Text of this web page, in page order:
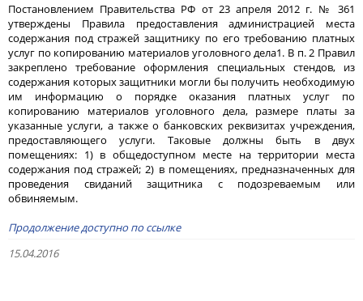
Постановлением Правительства РФ от 23 апреля 2012 г. № 361
утверждены Правила предоставления администрацией места
содержания под стражей защитнику по его требованию платных
услуг по копированию материалов уголовного дела1. В п. 2 Правил
закреплено требование оформления специальных стендов, из
содержания которых защитники могли бы получить необходимую
им информацию о порядке оказания платных услуг по
копированию материалов уголовного дела, размере платы за
указанные услуги, а также о банковских реквизитах учреждения,
предоставляющего услуги. Таковые должны быть в двух
помещениях: 1) в общедоступном месте на территории места
содержания под стражей; 2) в помещениях, предназначенных для
проведения свиданий защитника с подозреваемым или
обвиняемым.
Продолжение доступно по ссылке
15.04.2016